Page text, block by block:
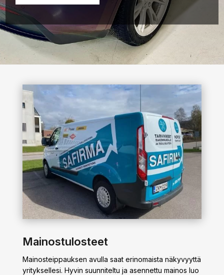
Mainostulosteet
Mainosteippauksen avulla saat erinomaista näkyvyyttä
yrityksellesi. Hyvin suunniteltu ja asennettu mainos luo